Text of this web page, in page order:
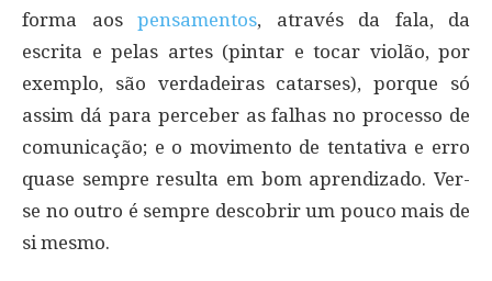
forma aos pensamentos, através da fala, da
escrita e pelas artes (pintar e tocar violão, por
exemplo, são verdadeiras catarses), porque só
assim dá para perceber as falhas no processo de
comunicação; e o movimento de tentativa e erro
quase sempre resulta em bom aprendizado. Ver-
se no outro é sempre descobrir um pouco mais de
si mesmo.